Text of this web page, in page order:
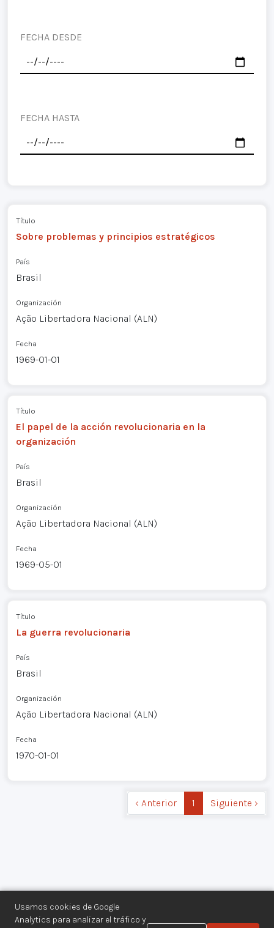
Usamos cookies de Google
Analytics para analizar el tráfico y
FECHA DESDE
FECHA HASTA
Título
Sobre problemas y principios estratégicos
País
Brasil
Organización
Ação Libertadora Nacional (ALN)
Fecha
1969-01-01
Título
El papel de la acción revolucionaria en la
organización
País
Brasil
Organización
Ação Libertadora Nacional (ALN)
Fecha
1969-05-01
Título
La guerra revolucionaria
País
Brasil
Organización
Ação Libertadora Nacional (ALN)
Fecha
1970-01-01
‹ Anterior 1 Siguiente ›